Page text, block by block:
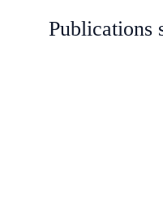
Publications